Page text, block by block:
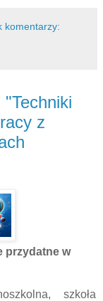
komentarzy:
"Techniki
z
przydatne w
szkoła